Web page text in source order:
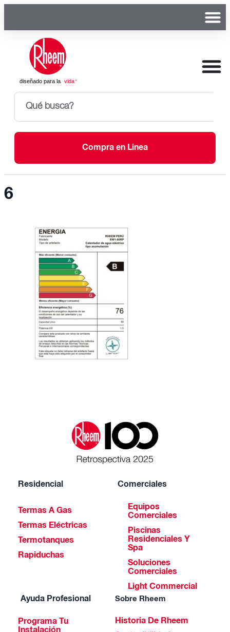
Compra en Linea
6
Residencial
Termas A Gas
Termas Eléctricas
Termotanques
Rapiduchas
Comerciales
Equipos
Comerciales
Piscinas
Residenciales Y
Spa
Soluciones
Comerciales
Light Commercial
Ayuda Profesional
Programa Tu
Sobre Rheem
Historia De Rheem